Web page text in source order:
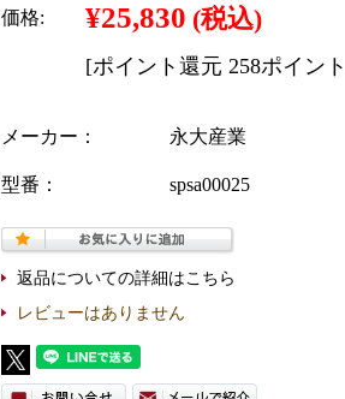
価格: ¥25,830 (税込)
[ポイント還元 258ポイン
メーカー： 永大産業
型番： spsa00025
返品についての詳細はこちら
レビューはありません